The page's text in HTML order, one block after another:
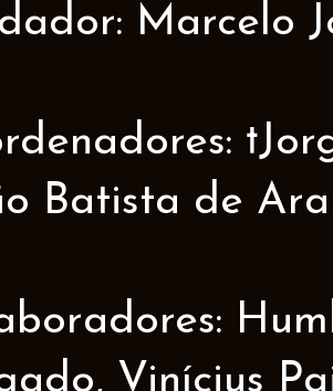
Marcelo
Batista de
Vinícius